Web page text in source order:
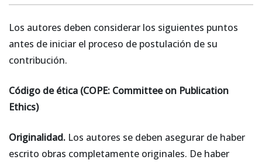
Los autores deben considerar los siguientes puntos
antes de iniciar el proceso de postulación de su
contribución.
Código de ética (COPE: Committee on Publication
Ethics)
Originalidad. Los autores se deben asegurar de haber
escrito obras completamente originales. De haber